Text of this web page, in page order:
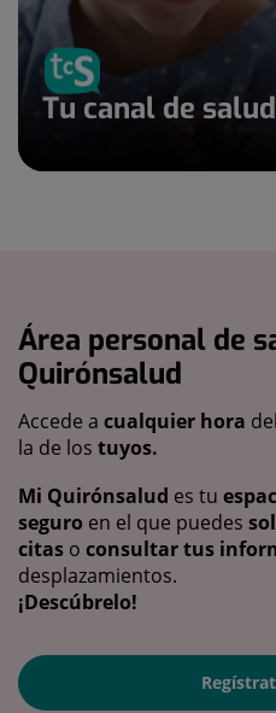
Tu canal de salud
Área personal de
Quirónsalud
Accede a cualquier hora
la de los tuyos.
Mi Quirónsalud es tu
seguro en el que puedes
citas o consultar tus
desplazamientos.
¡Descúbrelo!